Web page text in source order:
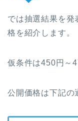
では抽選結果を
格を紹介します。
仮条件は450円～
公開価格は下記の